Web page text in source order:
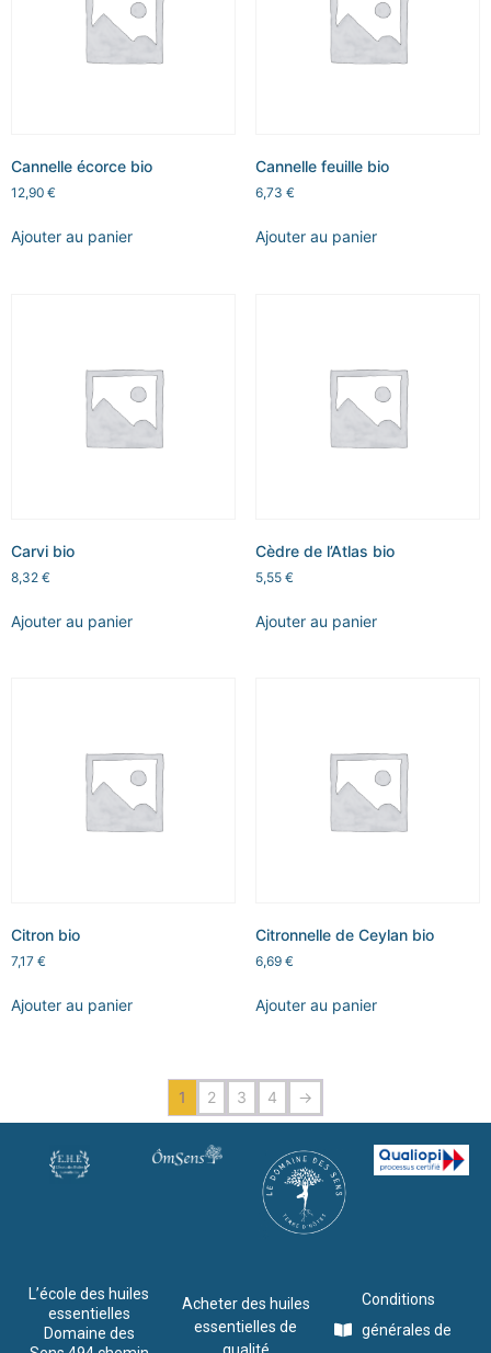
Cannelle écorce bio
12,90 €
Ajouter au panier
Cannelle feuille bio
6,73 €
Ajouter au panier
Carvi bio
8,32 €
Ajouter au panier
Cèdre de l’Atlas bio
5,55 €
Ajouter au panier
Citron bio
7,17 €
Ajouter au panier
Citronnelle de Ceylan bio
6,69 €
Ajouter au panier
1 2 3 4 →
L’école des huiles
essentielles
Domaine des
Acheter des huiles
essentielles de
qualité
Conditions
générales de